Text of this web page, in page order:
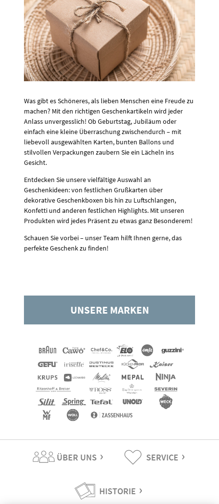
Was gibt es Schöneres, als lieben Menschen eine Freude zu
machen? Mit den richtigen Geschenkartikeln wird jeder
Anlass unvergesslich! Ob Geburtstag, Jubiläum oder
einfach eine kleine Überraschung zwischendurch – mit
liebevoll ausgewählten Karten, bunten Ballons und
stilvollen Verpackungen zaubern Sie ein Lächeln ins
Gesicht.
Entdecken Sie unsere vielfältige Auswahl an
Geschenkideen: von festlichen Grußkarten über
dekorative Geschenkboxen bis hin zu Luftschlangen,
Konfetti und anderen festlichen Highlights. Mit unseren
Produkten wird jedes Präsent zu etwas ganz Besonderem!
Schauen Sie vorbei – unser Team hilft Ihnen gerne, das
perfekte Geschenk zu finden!
UNSERE MARKEN
ÜBER UNS SERVICE
HISTORIE